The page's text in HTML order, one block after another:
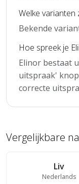
Welke varianten
Bekende
Hoe spreek je
Elinor bestaat
uitspraak'
correcte
Vergelijkbare
Liv
Nederlands